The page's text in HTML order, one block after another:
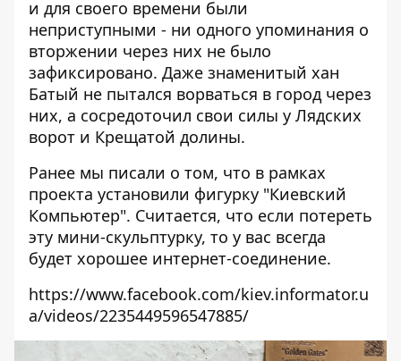
и для своего времени были
неприступными - ни одного упоминания о
вторжении через них не было
зафиксировано. Даже знаменитый хан
Батый не пытался ворваться в город через
них, а сосредоточил свои силы у Лядских
ворот и Крещатой долины.
Ранее мы писали о том, что в рамках
проекта установили фигурку "Киевский
Компьютер". Считается, что если потереть
эту мини-скульптурку, то у вас всегда
будет хорошее интернет-соединение.
https://www.facebook.com/kiev.informator.u
a/videos/2235449596547885/